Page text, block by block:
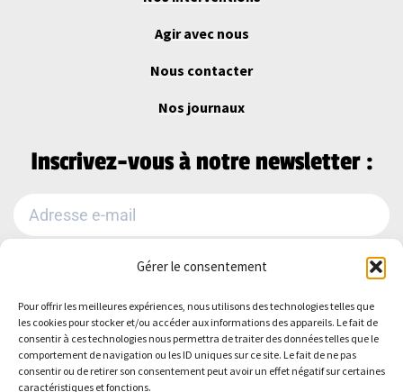
Gérer le consentement
Pour offrir les meilleures expériences, nous utilisons des technologies telles que
les cookies pour stocker et/ou accéder aux informations des appareils. Le fait de
consentir à ces technologies nous permettra de traiter des données telles que le
comportement de navigation ou les ID uniques sur ce site. Le fait de ne pas
consentir ou de retirer son consentement peut avoir un effet négatif sur certaines
caractéristiques et fonctions.
Agir avec nous
Nous contacter
Nos journaux
Inscrivez-vous à notre newsletter :
Je m'abonne
Alternative:
Suivez-nous sur :